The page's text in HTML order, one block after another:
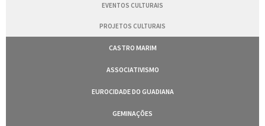
EVENTOS CULTURAIS
PROJETOS CULTURAIS
CASTRO MARIM
ASSOCIATIVISMO
EUROCIDADE DO GUADIANA
GEMINAÇÕES